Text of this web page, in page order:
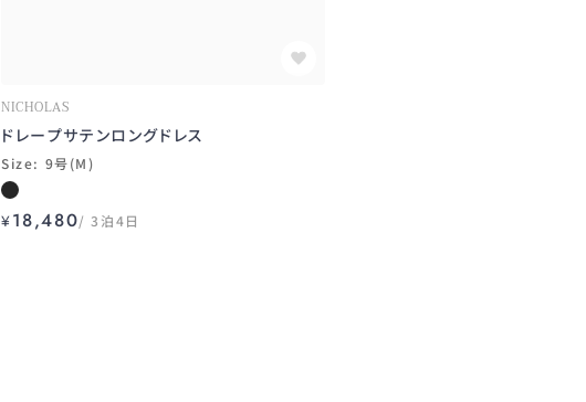
NICHOLAS
ドレープサテンロングドレス
Size: 9号(M)
¥18,480 3泊4日